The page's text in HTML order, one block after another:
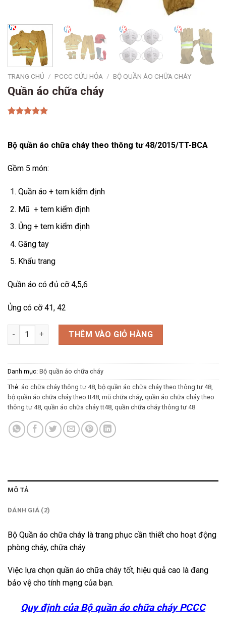
TRANG CHỦ / PCCC CỨU HỎA / BỘ QUẦN ÁO CHỮA CHÁY
Quần áo chữa cháy
gốc
là:
₫700,000.00.
hiện
tại
là:
₫580,000.00.
Bộ quần áo chữa cháy theo thông tư 48/2015/TT-BCA
Gồm 5 món:
Quần áo + tem kiểm định
Mũ + tem kiểm định
Ủng + tem kiểm định
Găng tay
Khẩu trang
Quần áo có đủ cỡ 4,5,6
Ủng có cỡ 41, 42
Quần áo chữa cháy số lượngTHÊM VÀO GIỎ HÀNG
Danh mục: Bộ quần áo chữa cháy
Thẻ: áo chữa cháy thông tư 48 bộ quần áo chữa cháy theo thông tư 48
bộ quần áo chữa cháy theo tt48 mũ chữa cháy, quần áo chữa cháy theo
thông tư 48 quần áo chữa cháy tt48 quần chữa cháy thông tư 48
MÔ TẢ
ĐÁNH GIÁ (2)
Bộ Quần áo chữa cháy là trang phục cần thiết cho hoạt động
phòng cháy, chữa cháy
Việc lựa chọn quần áo chữa cháy tốt, hiệu quả cao là đang
bảo vệ cho tính mạng của bạn.
Quy định của Bộ quần áo chữa cháy PCCC